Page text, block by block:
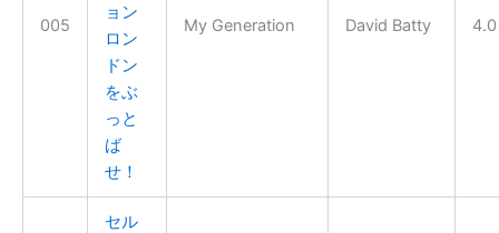
005
ョン
ロン
ドン
をぶ
っと
ば
せ！
My Generation David Batty 4.0
セル